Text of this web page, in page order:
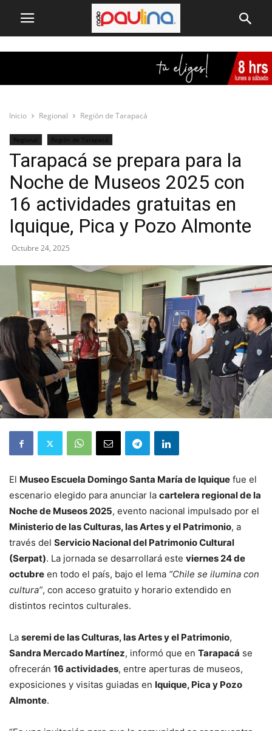
Inicio Regional Región de Tarapacá
Regional Región de Tarapacá
Tarapacá se prepara para la
Noche de Museos 2025 con
16 actividades gratuitas en
Iquique, Pica y Pozo Almonte
Octubre 24, 2025
El Museo Escuela Domingo Santa María de Iquique fue el
escenario elegido para anunciar la cartelera regional de la
Noche de Museos 2025, evento nacional impulsado por el
Ministerio de las Culturas, las Artes y el Patrimonio, a
través del Servicio Nacional del Patrimonio Cultural
(Serpat). La jornada se desarrollará este viernes 24 de
octubre en todo el país, bajo el lema “Chile se ilumina con
cultura”, con acceso gratuito y horario extendido en
distintos recintos culturales.
La seremi de las Culturas, las Artes y el Patrimonio,
Sandra Mercado Martínez, informó que en Tarapacá se
ofrecerán 16 actividades, entre aperturas de museos,
exposiciones y visitas guiadas en Iquique, Pica y Pozo
Almonte.